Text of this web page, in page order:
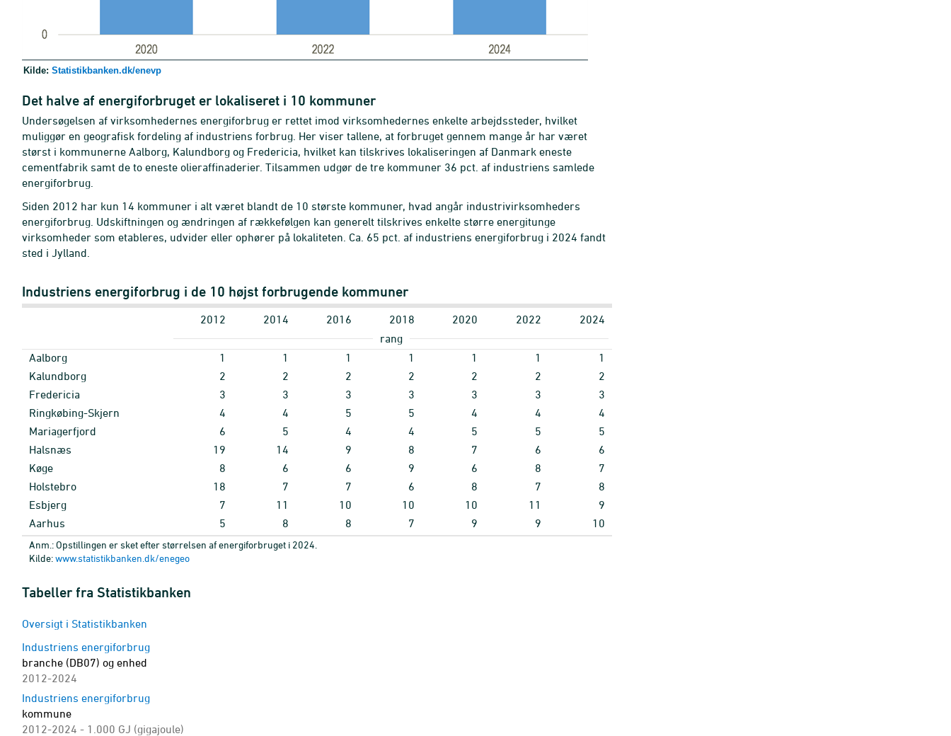
Kilde: Statistikbanken.dk/enevp
Det halve af energiforbruget er lokaliseret i 10 kommuner
Undersøgelsen af virksomhedernes energiforbrug er rettet imod virksomhedernes enkelte arbejdssteder, hvilket
muliggør en geografisk fordeling af industriens forbrug. Her viser tallene, at forbruget gennem mange år har været
størst i kommunerne Aalborg, Kalundborg og Fredericia, hvilket kan tilskrives lokaliseringen af Danmark eneste
cementfabrik samt de to eneste olieraffinaderier. Tilsammen udgør de tre kommuner 36 pct. af industriens samlede
energiforbrug.
Siden 2012 har kun 14 kommuner i alt været blandt de 10 største kommuner, hvad angår industrivirksomheders
energiforbrug. Udskiftningen og ændringen af rækkefølgen kan generelt tilskrives enkelte større energitunge
virksomheder som etableres, udvider eller ophører på lokaliteten. Ca. 65 pct. af industriens energiforbrug i 2024 fandt
sted i Jylland.
Industriens energiforbrug i de 10 højst forbrugende kommuner
2012 2014 2016 2018 2020 2022
2024
rang
Aalborg
1 1 1 1 1 1
1
Kalundborg
2 2 2 2 2 2
2
Fredericia
3 3 3 3 3 3
3
Ringkøbing-Skjern
4 4 5 5 4 4
4
Mariagerfjord
6 5 4 4 5 5
5
Halsnæs
19 14 9 8 7 6
6
Køge
8 6 6 9 6 8
7
Holstebro
18 7 7 6 8 7
8
Esbjerg
7 11 10 10 10 11
9
Aarhus
5 8 8 7 9 9 10
Anm.: Opstillingen er sket efter størrelsen af energiforbruget i 2024.
Kilde:www.statistikbanken.dk/enegeo
Tabeller fra Statistikbanken
Oversigt i Statistikbanken
Industriens energiforbrug
branche (DB07) og enhed
2012-2024
Industriens energiforbrug
kommune
2012-2024 - 1.000 GJ (gigajoule)